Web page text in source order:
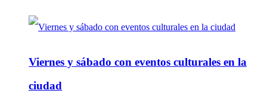
Viernes y sábado con eventos culturales en la
ciudad